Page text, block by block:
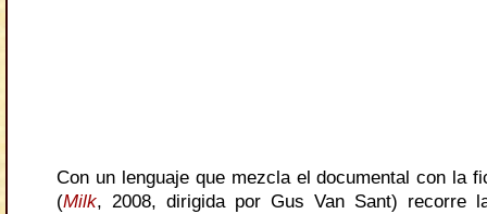
Con un lenguaje que mezcla el documental con la
(Milk, 2008, dirigida por Gus Van Sant) recorre